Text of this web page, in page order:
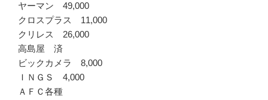
ヤーマン 49,000
クロスプラス 11,000
クリレス 26,000
高島屋 済
ビックカメラ 8,000
ＩＮＧＳ 4,000
ＡＦＣ各種